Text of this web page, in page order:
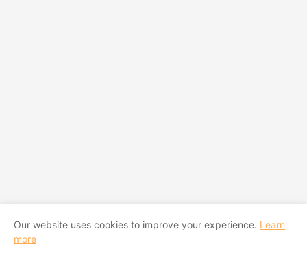
Our website uses cookies to improve your experience. Learn
more